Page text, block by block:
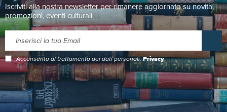
Iscriviti alla nostra newsletter per rimanere aggiornato su novità,
promozioni, eventi culturali.
Acconsento al trattamento dei dati personali.Privacy